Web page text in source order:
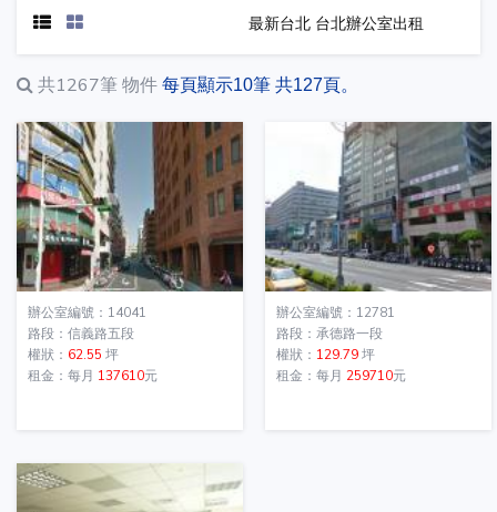
最新台北 台北辦公室出租
共1267筆 物件 每頁顯示10筆 共127頁。
辦公室編號：14041
路段：信義路五段
權狀： 62.55 坪
租金：每月 137610元
辦公室編號：12781
路段：承德路一段
權狀： 129.79坪
租金：每月 259710元